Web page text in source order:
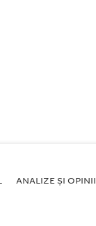
ANALIZE ȘI OPINII